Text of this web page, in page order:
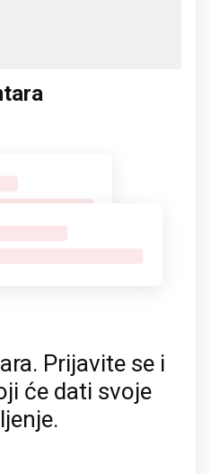
Prijavite se i
će dati svoje